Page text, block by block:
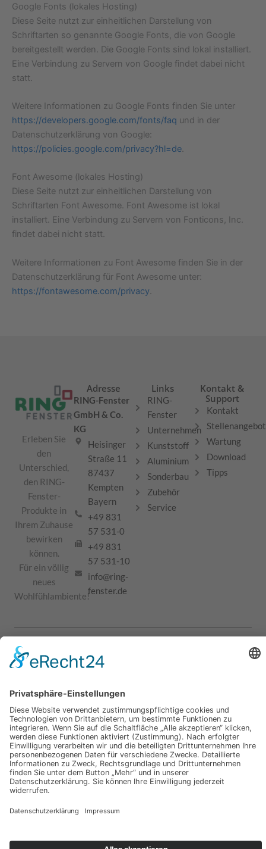
Google Fonts (lokales Hosting)
Diese Seite nutzt zur einheitlichen Darstellung von
Schriftarten so genannte Google Fonts, die von Google
bereitgestellt werden. Die Google Fonts sind lokal installiert.
Eine Verbindung zu Servern von Google findet dabei nicht
statt.
Weitere Informationen zu Google Fonts finden Sie unter
https://developers.google.com/fonts/faq und in der
Datenschutzerklärung von Google:
https://policies.google.com/privacy?hl=de.
Font Awesome (lokales Hosting)
Diese Seite nutzt zur einheitlichen Darstellung von
Schriftarten Font Awesome. Font Awesome ist lokal
installiert. Eine Verbindung zu Servern von Fonticons, Inc.
findet dabei nicht statt.
Weitere Informationen zu Font Awesome finden Sie in der
Datenschutzerklärung für Font Awesome unter:
https://fontawesome.com/privacy
Erleben Sie
den
Unterschied,
den RING-
Fenster-
Produkte in
Ihrem Zuhause
bewirken
können.
Für ein völlig
neues
Wohlfühlambiente!
Adresse
RING-Fenster
GmbH & Co.
KG
Heisinger
Straße 11
87437
Kempten
Bayern
+49 831
57 531-0
+49 831
57 531-10
info@ring-
fenster.de
Links
RING-
Fenster
Unternehmen
Kunststoff
Aluminium
Sonderbau
Zubehör
Service
Kontakt &
Support
Kontakt
Wartung
Download
Tipps
© 2024 - 2026 RING-Fenster GmbH & Co. KG
standardPlus GmbH |
Ihr Standard in Schleswig-Holstein.
AGB